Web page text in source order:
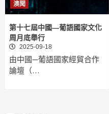
澳聞
第十七屆中國—葡語國家文化
周月底舉行
2025-09-18
由中國—葡語國家經貿合作
論壇（…